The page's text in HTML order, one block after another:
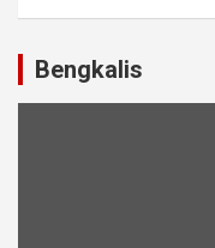
Bengkalis